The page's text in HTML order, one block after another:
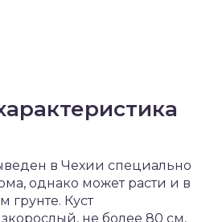
в Чехии специально
однако может расти и в
грунте. Куст
не более 80 см,